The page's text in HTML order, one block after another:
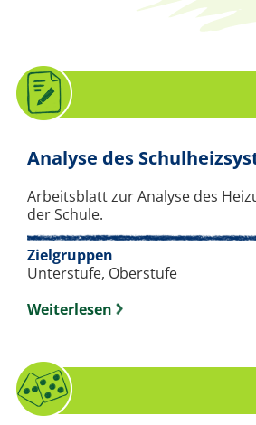
Analyse des
Arbeitsblatt zur Analyse des
der Schule.
Zielgruppen
Unterstufe, Oberstufe
Weiterlesen